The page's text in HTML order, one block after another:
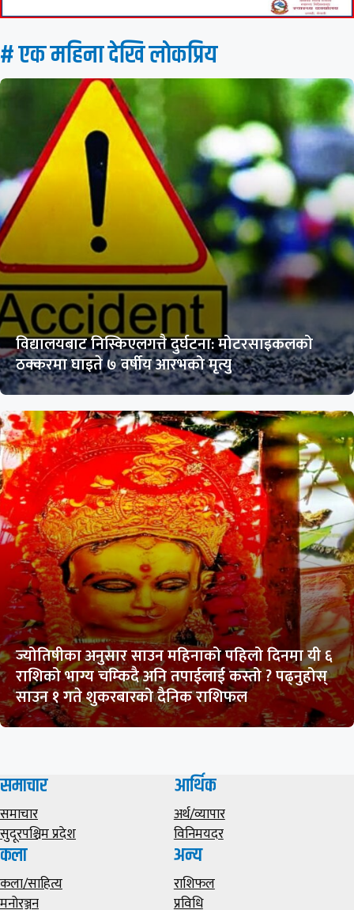
# एक महिना देखि लाेकप्रिय
विद्यालयबाट निस्किएलगत्तै दुर्घटना: मोटरसाइकलको
ठक्करमा घाइते ७ वर्षीय आरभको मृत्यु
ज्योतिषीका अनुसार साउन महिनाको पहिलो दिनमा यी ६
राशिको भाग्य चम्किदै अनि तपाईलाई कस्तो ? पढ्नुहोस्
साउन १ गते शुकरबारको दैनिक राशिफल
समाचार
समाचार
सुदूरपश्चिम प्रदेश
आर्थिक
अर्थ/व्यापार
विनिमयदर
कला
कला/साहित्य
मनोरञ्जन
अन्य
राशिफल
प्रविधि